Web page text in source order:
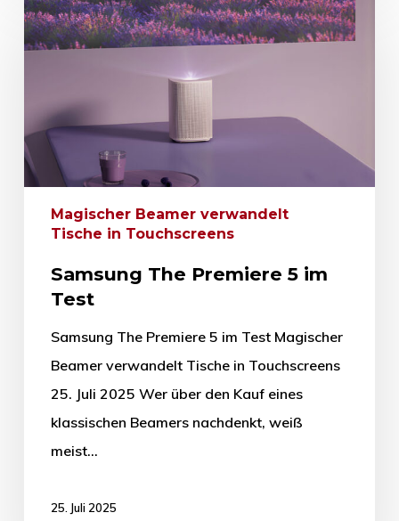
Magischer Beamer verwandelt
Tische in Touchscreens
Samsung The Premiere 5 im
Test
Samsung The Premiere 5 im Test Magischer
Beamer verwandelt Tische in Touchscreens
25. Juli 2025 Wer über den Kauf eines
klassischen Beamers nachdenkt, weiß
meist…
25. Juli 2025